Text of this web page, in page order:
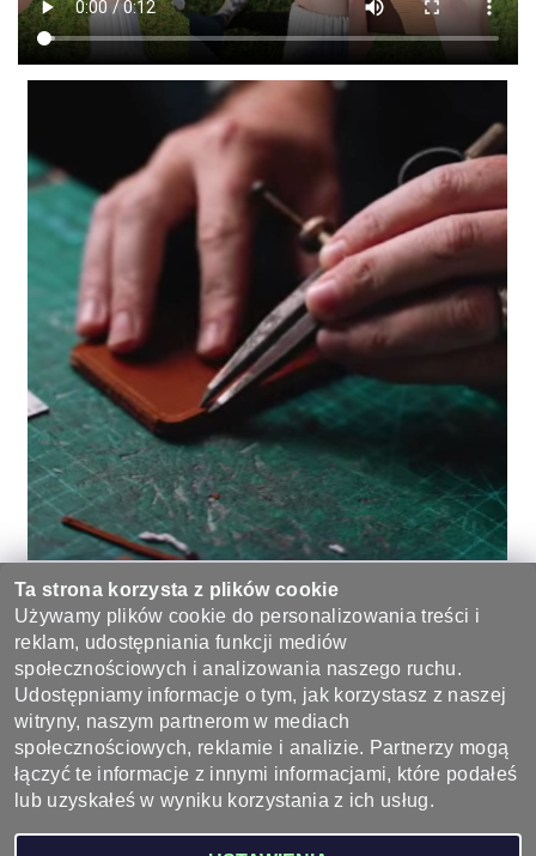
Model telefonu
Redmi Note 13 Pro
Bądź pierwszą osobą, która napisze opinię do tego produktu.
Dodaj komentarz
Ta strona korzysta z plików cookie
Używamy plików cookie do personalizowania treści i
reklam, udostępniania funkcji mediów
społecznościowych i analizowania naszego ruchu.
Udostępniamy informacje o tym, jak korzystasz z naszej
witryny, naszym partnerom w mediach
społecznościowych, reklamie i analizie. Partnerzy mogą
łączyć te informacje z innymi informacjami, które podałeś
lub uzyskałeś w wyniku korzystania z ich usług.